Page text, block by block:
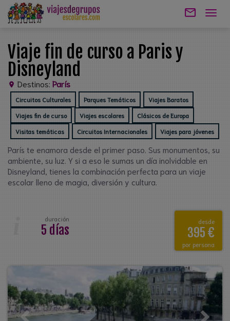
mail_outline
Viaje fin de curso a Paris y
Disneyland
location_on Destinos: París
Circuitos Culturales Parques Temáticos Viajes Baratos
Viajes fin de curso Viajes escolares Clásicos de Europa
Visitas temáticas Circuitos Internacionales Viajes para jóvenes
París te enamora desde el primer paso. Sus monumentos, su
ambiente, su luz. Y si a eso le sumas un día inolvidable en
Disneyland, tienes la combinación perfecta para un viaje
escolar lleno de magia, diversión y cultura.
duración
5 días
desde
395 €
por persona